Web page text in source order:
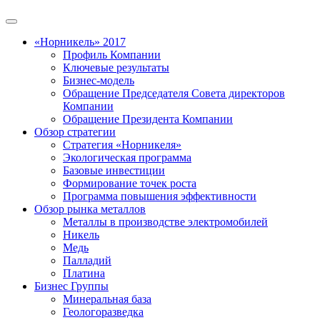
«Норникель» 2017
Профиль Компании
Ключевые результаты
Бизнес-модель
Обращение Председателя Совета директоров
Компании
Обращение Президента Компании
Обзор стратегии
Стратегия «Норникеля»
Экологическая программа
Базовые инвестиции
Формирование точек роста
Программа повышения эффективности
Обзор рынка металлов
Металлы в производстве электромобилей
Никель
Медь
Палладий
Платина
Бизнес Группы
Минеральная база
Геологоразведка